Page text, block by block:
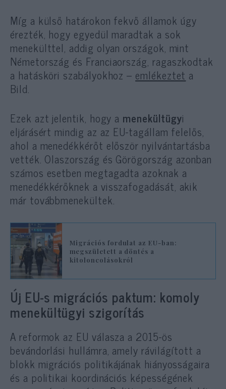
Míg a külső határokon fekvő államok úgy
érezték, hogy egyedül maradtak a sok
menekülttel, addig olyan országok, mint
Németország és Franciaország, ragaszkodtak
a hatásköri szabályokhoz – emlékeztet a
Bild.
Ezek azt jelentik, hogy a menekültügyi
eljárásért mindig az az EU-tagállam felelős,
ahol a menedékkérőt először nyilvántartásba
vették. Olaszország és Görögország azonban
számos esetben megtagadta azoknak a
menedékkérőknek a visszafogadását, akik
már továbbmenekültek.
Migrációs fordulat az EU-ban:
megszületett a döntés a
kitoloncolásokról
Új EU-s migrációs paktum: komoly
menekültügyi szigorítás
A reformok az EU válasza a 2015-ös
bevándorlási hullámra, amely rávilágított a
blokk migrációs politikájának hiányosságaira
és a politikai koordinációs képességének